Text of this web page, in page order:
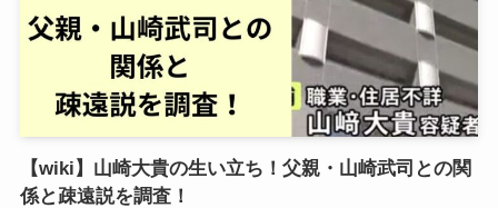
【wiki】山崎大貴の生い立ち！父親・山崎武司との関
係と疎遠説を調査！